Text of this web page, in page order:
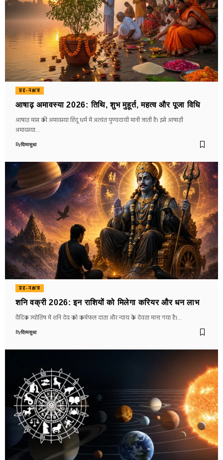
ग्रह-नक्षत्र
आषाढ़ अमावस्या 2026: तिथि, शुभ मुहूर्त, महत्व और पूजा विधि
आषाढ़ मास की अमावस्या हिंदू धर्म में अत्यंत पुण्यदायी मानी जाती है। इसे आषाढ़ी
अमावस्या…
Byदिव्यसुधा
ग्रह-नक्षत्र
शनि वक्री 2026: इन राशियों को मिलेगा करियर और धन लाभ
वैदिक ज्योतिष में शनि देव को कर्मफल दाता और न्याय के देवता माना गया है।…
Byदिव्यसुधा